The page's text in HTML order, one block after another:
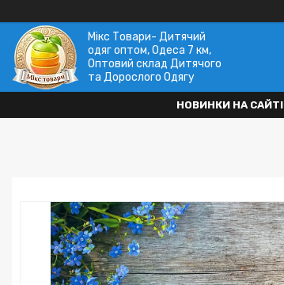
Мікс Товари- Дитячий
одяг оптом, Одеса 7 км,
Оптовий склад Дитячого
та Дорослого Одягу
НОВИНКИ НА САЙТІ